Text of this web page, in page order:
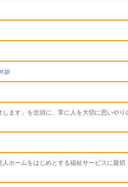
します」を念頭に、常に人を大切に思いや
人ホームをはじめとする福祉サービスに親